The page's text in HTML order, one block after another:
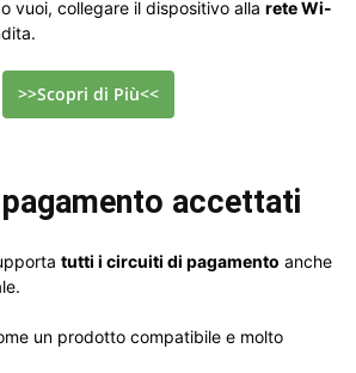
vuoi, collegare il dispositivo alla rete Wi-
>>Scopri di Più<<
accettati
tutti i circuiti di pagamento anche
un prodotto compatibile e molto